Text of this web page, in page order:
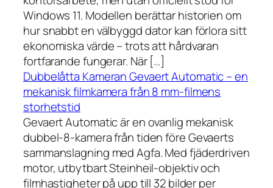
Windows 11. Modellen berättar historien om
hur snabbt en välbyggd dator kan förlora sitt
ekonomiska värde – trots att hårdvaran
fortfarande fungerar. När […]
Dubbelåtta Kameran Gevaert Automatic – en
mekanisk filmkamera från 8 mm-filmens
storhetstid
Gevaert Automatic är en ovanlig mekanisk
dubbel-8-kamera från tiden före Gevaerts
sammanslagning med Agfa. Med fjäderdriven
motor, utbytbart Steinheil-objektiv och
filmhastigheter på upp till 32 bilder per